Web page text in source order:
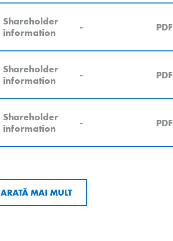
Shareholder
information
- PDF
Shareholder
information
- PDF
Shareholder
information
- PDF
ARATĂ MAI MULT